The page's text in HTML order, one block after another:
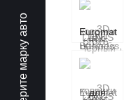
Выберите марку авто